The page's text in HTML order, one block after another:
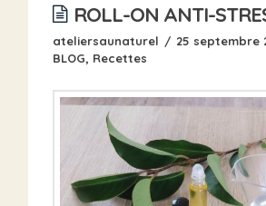
ROLL-ON ANTI-
ateliersaunaturel
25 septembre
BLOG, Recettes